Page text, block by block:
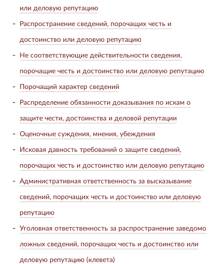
или деловую репутацию
Распространение сведений, порочащих честь и
достоинство или деловую репутацию
Не соответствующие действительности сведения,
порочащие честь и достоинство или деловую репутацию
Порочащий характер сведений
Распределение обязанности доказывания по искам о
защите чести, достоинства и деловой репутации
Оценочные суждения, мнения, убеждения
Исковая давность требований о защите сведений,
порочащих честь и достоинство или деловую репутацию
Административная ответственность за высказывание
сведений, порочащих честь и достоинство или деловую
репутацию
Уголовная ответственность за распространение заведомо
ложных сведений, порочащих честь и достоинство или
деловую репутацию (клевета)